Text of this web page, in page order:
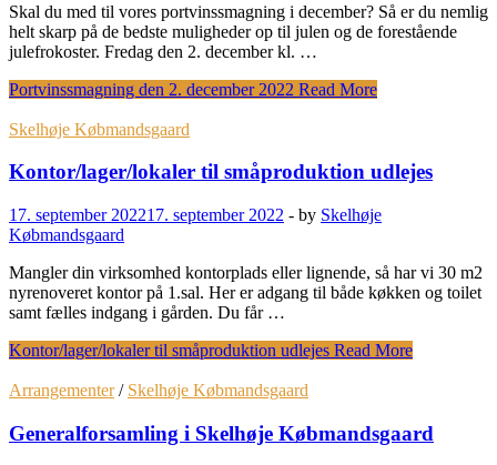
Skal du med til vores portvinssmagning i december? Så er du nemlig
helt skarp på de bedste muligheder op til julen og de forestående
julefrokoster. Fredag den 2. december kl. …
Portvinssmagning den 2. december 2022 Read More
Skelhøje Købmandsgaard
Kontor/lager/lokaler til småproduktion udlejes
17. september 202217. september 2022 - by Skelhøje
Købmandsgaard
Mangler din virksomhed kontorplads eller lignende, så har vi 30 m2
nyrenoveret kontor på 1.sal. Her er adgang til både køkken og toilet
samt fælles indgang i gården. Du får …
Kontor/lager/lokaler til småproduktion udlejes Read More
Arrangementer/ Skelhøje Købmandsgaard
Generalforsamling i Skelhøje Købmandsgaard